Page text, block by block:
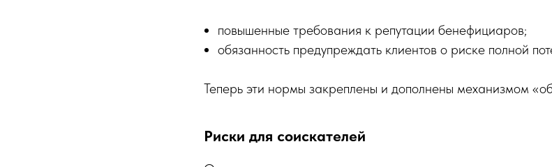
повышенные требования к репутации бенефициаров;
обязанность предупреждать клиентов о риске полной
Теперь эти нормы закреплены и дополнены механизмом
Риски для соискателей